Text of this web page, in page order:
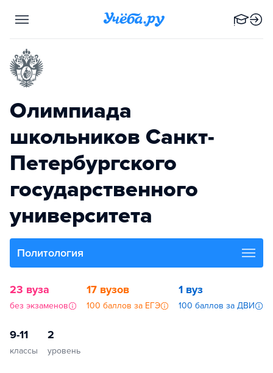
Олимпиада
школьников Санкт-
Петербургского
государственного
университета
Политология
23 вуза
без экзаменов
17 вузов
100 баллов за ЕГЭ
1 вуз
100 баллов за ДВИ
9-11
классы
2
уровень